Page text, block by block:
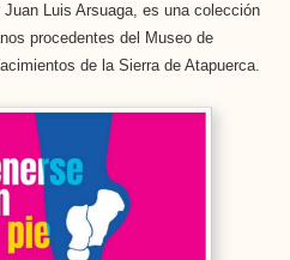
Juan Luis Arsuaga, es una colección
procedentes del Museo de
de la Sierra de Atapuerca.